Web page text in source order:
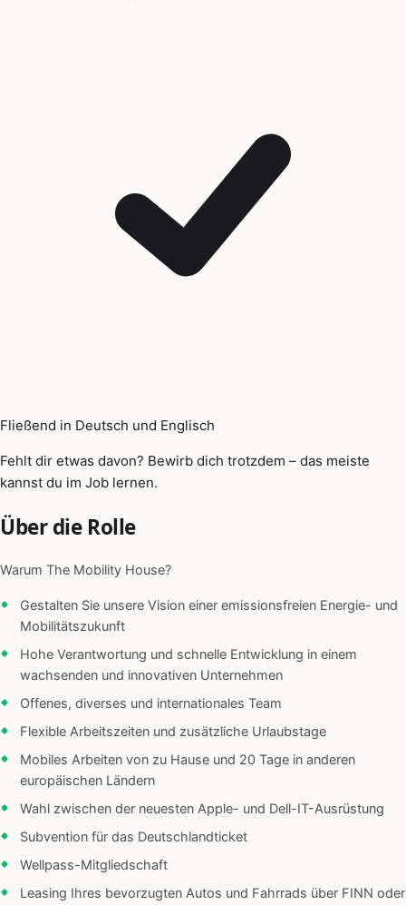
Fließend in Deutsch und Englisch
Fehlt dir etwas davon? Bewirb dich trotzdem – das meiste
kannst du im Job lernen.
Über die Rolle
Warum The Mobility House?
Gestalten Sie unsere Vision einer emissionsfreien Energie- und
Mobilitätszukunft
Hohe Verantwortung und schnelle Entwicklung in einem
wachsenden und innovativen Unternehmen
Offenes, diverses und internationales Team
Flexible Arbeitszeiten und zusätzliche Urlaubstage
Mobiles Arbeiten von zu Hause und 20 Tage in anderen
europäischen Ländern
Wahl zwischen der neuesten Apple- und Dell-IT-Ausrüstung
Subvention für das Deutschlandticket
Wellpass-Mitgliedschaft
Leasing Ihres bevorzugten Autos und Fahrrads über FINN oder